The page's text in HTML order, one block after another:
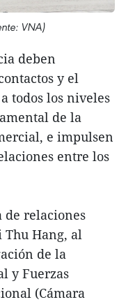
VNA)
deben
y el
todos los niveles
de la
e impulsen
entre los
de relaciones
Hang, al
de la
y Fuerzas
(Cámara